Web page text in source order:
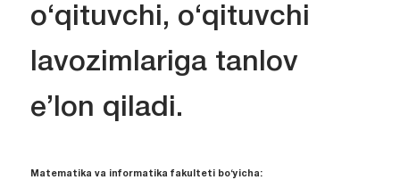
o‘qituvchi, o‘qituvchi
lavozimlariga tanlov
e’lon qiladi.
Matematika va informatika fakulteti bo‘yicha: